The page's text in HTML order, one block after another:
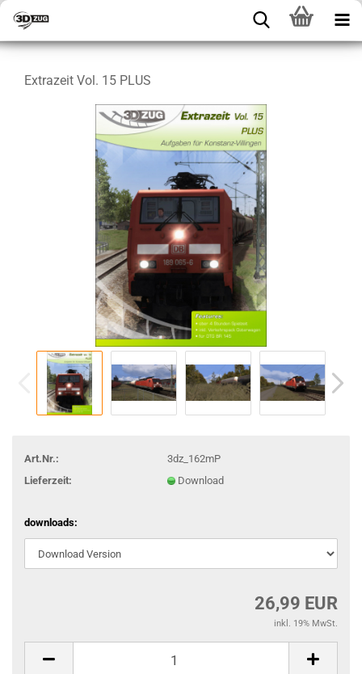
Extrazeit Vol. 15 PLUS
Art.Nr.:
3dz_162mP
Lieferzeit:
Download
downloads:
26,99 EUR
inkl. 19% MwSt.